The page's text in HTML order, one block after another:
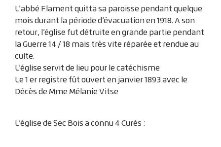
L’abbé Flament quitta sa paroisse pendant quelque
mois durant la période d’évacuation en 1918. A son
retour, l’église fut détruite en grande partie pendant
la Guerre 14 / 18 mais très vite réparée et rendue au
culte.
L’église servit de lieu pour le catéchisme
Le 1 er registre fût ouvert en janvier 1893 avec le
Décès de Mme Mélanie Vitse
L’église de Sec Bois a connu 4 Curés :